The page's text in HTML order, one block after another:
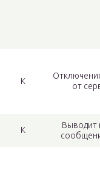
К
от
К
Выводит